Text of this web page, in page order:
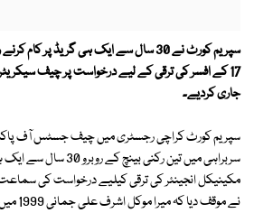
سپریم کورٹ نے 30 سال سے ایک ہی گریڈ پر
17 کے افسر کی ترقی کے لیے درخواست پر چیف
جاری کردیے۔
سپریم کورٹ کراچی رجسٹری میں چیف جسٹس آف
سربراہی میں تین رکنی
مکینیکل انجینئر کی ترقی کیلیے درخواست کی
نے